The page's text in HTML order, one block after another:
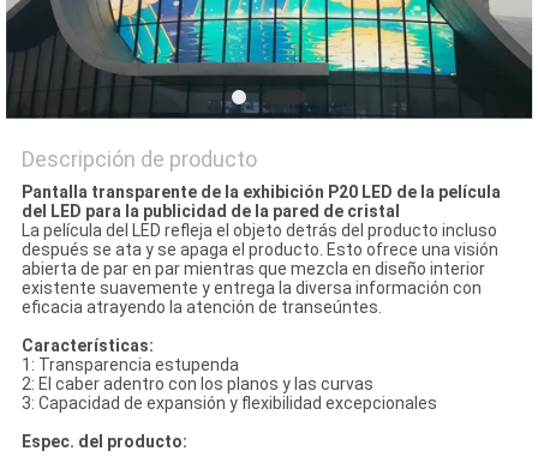
PRIVACY
POLICY
Descripción de producto
Pantalla transparente de la exhibición P20 LED de la película
del LED para la publicidad de la pared de cristal
La película del LED refleja el objeto detrás del producto incluso
después se ata y se apaga el producto. Esto ofrece una visión
abierta de par en par mientras que mezcla en diseño interior
existente suavemente y entrega la diversa información con
eficacia atrayendo la atención de transeúntes.
Características:
1: Transparencia estupenda
2: El caber adentro con los planos y las curvas
3: Capacidad de expansión y flexibilidad excepcionales
Espec. del producto: